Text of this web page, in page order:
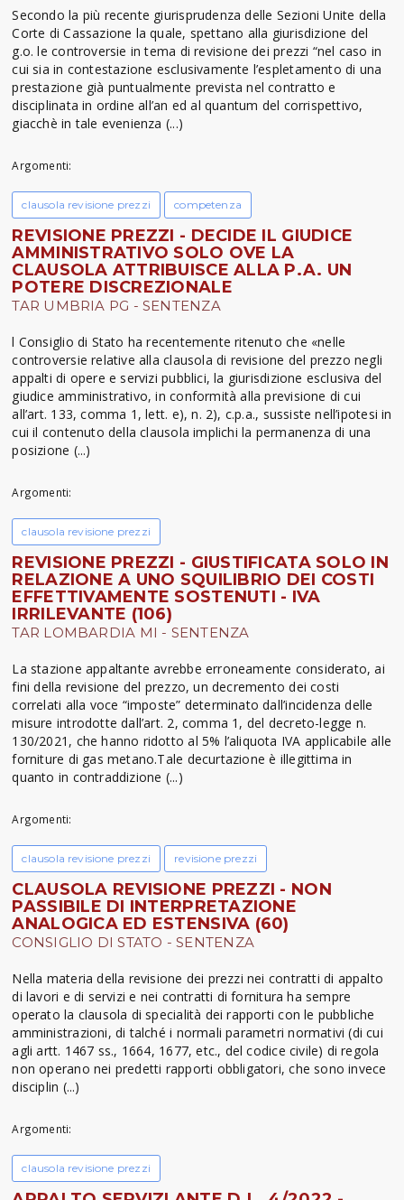
Secondo la più recente giurisprudenza delle Sezioni Unite della
Corte di Cassazione la quale, spettano alla giurisdizione del
g.o. le controversie in tema di revisione dei prezzi “nel caso in
cui sia in contestazione esclusivamente l’espletamento di una
prestazione già puntualmente prevista nel contratto e
disciplinata in ordine all’an ed al quantum del corrispettivo,
giacchè in tale evenienza (...)
Argomenti:
clausola revisione prezzi competenza
REVISIONE PREZZI - DECIDE IL GIUDICE
AMMINISTRATIVO SOLO OVE LA
CLAUSOLA ATTRIBUISCE ALLA P.A. UN
POTERE DISCREZIONALE
TAR UMBRIA PG - SENTENZA
l Consiglio di Stato ha recentemente ritenuto che «nelle
controversie relative alla clausola di revisione del prezzo negli
appalti di opere e servizi pubblici, la giurisdizione esclusiva del
giudice amministrativo, in conformità alla previsione di cui
all’art. 133, comma 1, lett. e), n. 2), c.p.a., sussiste nell’ipotesi in
cui il contenuto della clausola implichi la permanenza di una
posizione (...)
Argomenti:
clausola revisione prezzi
REVISIONE PREZZI - GIUSTIFICATA SOLO IN
RELAZIONE A UNO SQUILIBRIO DEI COSTI
EFFETTIVAMENTE SOSTENUTI - IVA
IRRILEVANTE (106)
TAR LOMBARDIA MI - SENTENZA
La stazione appaltante avrebbe erroneamente considerato, ai
fini della revisione del prezzo, un decremento dei costi
correlati alla voce “imposte” determinato dall’incidenza delle
misure introdotte dall’art. 2, comma 1, del decreto-legge n.
130/2021, che hanno ridotto al 5% l’aliquota IVA applicabile alle
forniture di gas metano.Tale decurtazione è illegittima in
quanto in contraddizione (...)
Argomenti:
clausola revisione prezzi revisione prezzi
CLAUSOLA REVISIONE PREZZI - NON
PASSIBILE DI INTERPRETAZIONE
ANALOGICA ED ESTENSIVA (60)
CONSIGLIO DI STATO - SENTENZA
Nella materia della revisione dei prezzi nei contratti di appalto
di lavori e di servizi e nei contratti di fornitura ha sempre
operato la clausola di specialità dei rapporti con le pubbliche
amministrazioni, di talché i normali parametri normativi (di cui
agli artt. 1467 ss., 1664, 1677, etc., del codice civile) di regola
non operano nei predetti rapporti obbligatori, che sono invece
disciplin (...)
Argomenti:
clausola revisione prezzi